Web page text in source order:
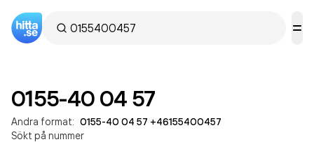
0155-40 04 57
Andra format: 0155-40 04 57 +46155400457
Sökt på nummer